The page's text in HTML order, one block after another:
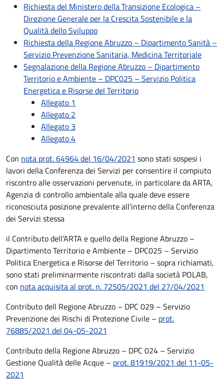
Richiesta del Ministero della Transizione Ecologica –
Direzione Generale per la Crescita Sostenibile e la
Qualità dello Sviluppo
Richiesta della Regione Abruzzo – Dipartimento Sanità –
Servizio Prevenzione Sanitaria, Medicina Territoriale
Segnalazione della Regione Abruzzo – Dipartimento
Territorio e Ambiente – DPC025 – Servizio Politica
Energetica e Risorse del Territorio
Allegato 1
Allegato 2
Allegato 3
Allegato 4
Con nota prot. 64964 del 16/04/2021 sono stati sospesi i
lavori della Conferenza dei Servizi per consentire il compiuto
riscontro alle osservazioni pervenute, in particolare da ARTA,
Agenzia di controllo ambientale alla quale deve essere
riconosciuta posizione prevalente all’interno della Conferenza
dei Servizi stessa
il Contributo dell’ARTA e quello della Regione Abruzzo –
Dipartimento Territorio e Ambiente – DPC025 – Servizio
Politica Energetica e Risorse del Territorio – sopra richiamati,
sono stati preliminarmente riscontrati dalla società POLAB,
con nota acquisita al prot. n. 72505/2021 del 27/04/2021
Contributo dell Regione Abruzzo – DPC 029 – Servizio
Prevenzione dei Rischi di Protezione Civile – prot.
76885/2021 del 04-05-2021
Contributo della Regione Abruzzo – DPC 024 – Servizio
Gestione Qualità delle Acque – prot. 81919/2021 del 11-05-
2021